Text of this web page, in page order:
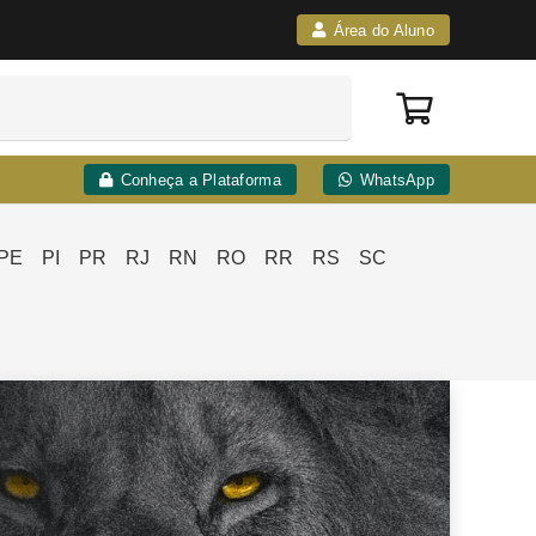
Área do Aluno
Conheça a Plataforma WhatsApp
PI PR RJ RN RO RR RS SC